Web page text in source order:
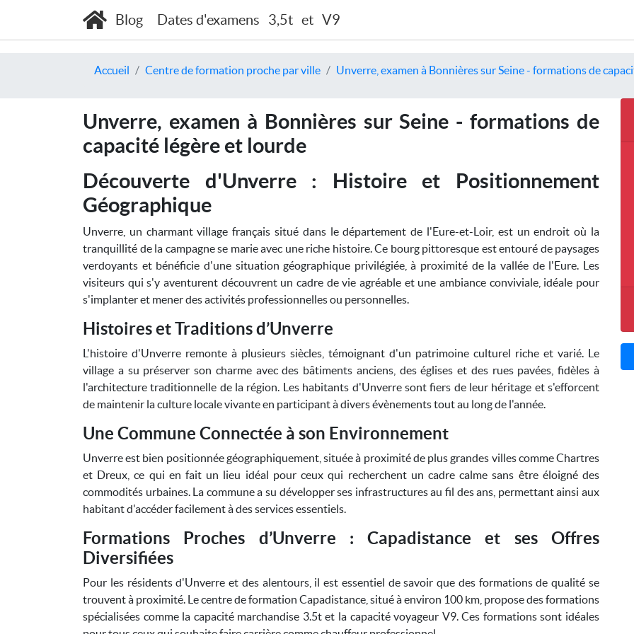
Blog Dates d'examens 3,5t et V9
Accueil Centre de formation proche par ville Unverre, examen à Bonnières sur Seine - formations de
Unverre, examen à Bonnières sur Seine - formations de
capacité légère et lourde
Découverte d'Unverre : Histoire et Positionnement
Géographique
Unverre, un charmant village français situé dans le département de l'Eure-et-Loir, est un endroit où la
tranquillité de la campagne se marie avec une riche histoire. Ce bourg pittoresque est entouré de paysages
verdoyants et bénéficie d'une situation géographique privilégiée, à proximité de la vallée de l'Eure. Les
visiteurs qui s'y aventurent découvrent un cadre de vie agréable et une ambiance conviviale, idéale pour
s'implanter et mener des activités professionnelles ou personnelles.
Histoires et Traditions d’Unverre
L'histoire d'Unverre remonte à plusieurs siècles, témoignant d'un patrimoine culturel riche et varié. Le
village a su préserver son charme avec des bâtiments anciens, des églises et des rues pavées, fidèles à
l'architecture traditionnelle de la région. Les habitants d'Unverre sont fiers de leur héritage et s'efforcent
de maintenir la culture locale vivante en participant à divers évènements tout au long de l'année.
Une Commune Connectée à son Environnement
Unverre est bien positionnée géographiquement, située à proximité de plus grandes villes comme Chartres
et Dreux, ce qui en fait un lieu idéal pour ceux qui recherchent un cadre calme sans être éloigné des
commodités urbaines. La commune a su développer ses infrastructures au fil des ans, permettant ainsi aux
habitant d'accéder facilement à des services essentiels.
Formations Proches d’Unverre : Capadistance et ses Offres
Diversifiées
Pour les résidents d'Unverre et des alentours, il est essentiel de savoir que des formations de qualité se
trouvent à proximité. Le centre de formation Capadistance, situé à environ 100 km, propose des formations
spécialisées comme la capacité marchandise 3.5t et la capacité voyageur V9. Ces formations sont idéales